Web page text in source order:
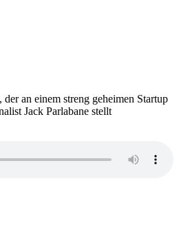
an einem streng geheimen Startup
Jack Parlabane stellt